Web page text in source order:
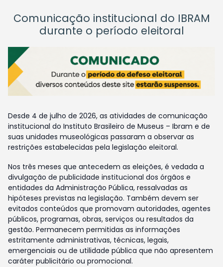
Comunicação institucional do IBRAM
durante o período eleitoral
Desde 4 de julho de 2026, as atividades de comunicação
institucional do Instituto Brasileiro de Museus – Ibram e de
suas unidades museológicas passaram a observar as
restrições estabelecidas pela legislação eleitoral.
Nos três meses que antecedem as eleições, é vedada a
divulgação de publicidade institucional dos órgãos e
entidades da Administração Pública, ressalvadas as
hipóteses previstas na legislação. Também devem ser
evitados conteúdos que promovam autoridades, agentes
públicos, programas, obras, serviços ou resultados da
gestão. Permanecem permitidas as informações
estritamente administrativas, técnicas, legais,
emergenciais ou de utilidade pública que não apresentem
caráter publicitário ou promocional.